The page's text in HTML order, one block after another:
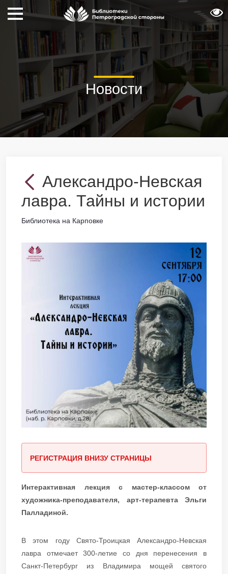
Новости
Александро-Невская
лавра. Тайны и истории
Библиотека на Карповке
РЕГИСТРАЦИЯ ВНИЗУ СТРАНИЦЫ
Интерактивная лекция с мастер-классом от
художника-преподавателя, арт-терапевта Эльги
Палладиной.
В этом году Свято-Троицкая Александро-Невская
лавра отмечает 300-летие со дня перенесения в
Санкт-Петербург из Владимира мощей святого